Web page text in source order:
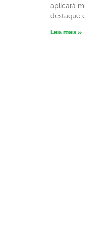
aplicará
destaque
Leia mais »